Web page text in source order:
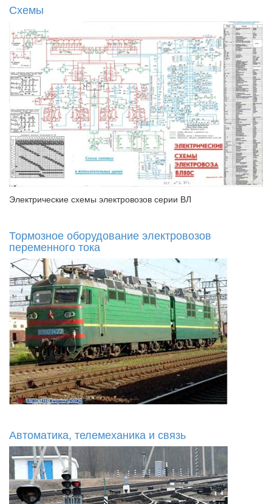
Схемы
Электрические схемы электровозов серии ВЛ
Тормозное оборудование электровозов
переменного тока
Автоматика, телемеханика и связь